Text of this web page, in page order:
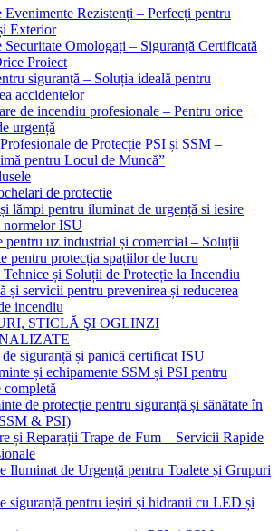
Evenimente Rezistenți – Perfecți pentru
Exterior
Securitate Omologați – Siguranță Certificată
Proiect
siguranță – Soluția ideală pentru
accidentelor
de incendiu profesionale – Pentru orice
urgență
de Protecție PSI și SSM –
pentru Locul de Muncă”
de protectie
lămpi pentru iluminat de urgență si iesire
normelor ISU
pentru uz industrial și comercial – Soluții
pentru protecția spațiilor de lucru
și Soluții de Protecție la Incendiu
și servicii pentru prevenirea și reducerea
incendiu
STICLĂ ŞI OGLINZI
siguranță și panică certificat ISU
și echipamente SSM și PSI pentru
completă
de protecție pentru siguranță și sănătate în
& PSI)
și Reparații Trape de Fum – Servicii Rapide
Iluminat de Urgență pentru Toalete și Grupuri
siguranță pentru ieșiri și hidranti cu LED și